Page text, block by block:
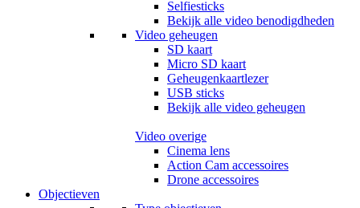
Selfiesticks
Bekijk alle video benodigdheden
Video geheugen
SD kaart
Micro SD kaart
Geheugenkaartlezer
USB sticks
Bekijk alle video geheugen
Video overige
Cinema lens
Action Cam accessoires
Drone accessoires
Objectieven